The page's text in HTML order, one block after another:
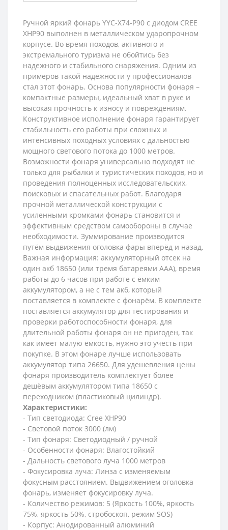
Ручной яркий фонарь YYC-X74-P90 с диодом CREE
XHP90 выполнен в металлическом ударопрочном
корпусе. Во время походов, активного и
экстремального туризма не обойтись без
надежного и стабильного снаряжения. Одним из
примеров такой надежности у профессионалов
стал этот фонарь. Основа популярности фонаря –
компактные размеры, идеальный хват в руке и
высокая прочность к износу и повреждениям.
Конструктивное исполнение фонаря гарантирует
стабильность его работы при сложных и
интенсивных походных условиях с дальностью
мощного светового потока до 1000 метров.
Возможности фонаря универсально подходят не
только для рыбалки и туристических походов, но и
проведения полноценных исследовательских,
поисковых и спасательных работ. Благодаря
прочной металлической конструкции с
усиленными кромками фонарь становится и
эффективным средством самообороны в случае
необходимости. Зуммирование производится
путём выдвижения оголовка фары вперёд и назад.
Важная информация: аккумуляторный отсек на
один акб 18650 (или тремя батареями ААА), время
работы до 6 часов при работе с ёмким
аккумулятором, а не с тем акб, который
поставляется в комплекте с фонарём. В комплекте
поставляется аккумулятор для тестирования и
проверки работоспособности фонаря, для
длительной работы фонаря он не пригоден, так
как имеет малую ёмкость, нужно это учесть при
покупке. В этом фонаре лучше использовать
аккумулятор типа 26650. Для удешевления цены
фонаря производитель комплектует более
дешёвым аккумулятором типа 18650 с
переходником (пластиковый цилиндр).
Характеристики:
- Тип светодиода: Cree XHP90
- Световой поток 3000 (лм)
- Тип фонаря: Светодиодный / ручной
- Особенности фонаря: Влагостойкий
- Дальность светового луча 1000 метров
- Фокусировка луча: Линза с изменяемым
фокусным расстоянием. Выдвижением оголовка
фонарь, изменяет фокусировку луча.
- Количество режимов: 5 (Яркость 100%, яркость
75%, яркость 50%, стробоскоп, режим SOS)
- Корпус: Анодированный алюминий